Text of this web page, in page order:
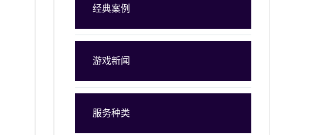
经典案例
游戏新闻
服务种类